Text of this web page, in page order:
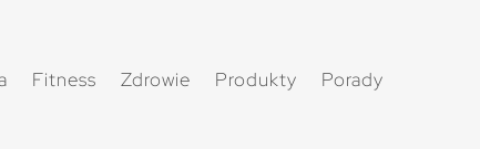
Fitness Zdrowie Produkty Porady